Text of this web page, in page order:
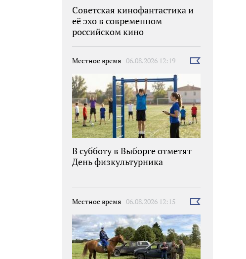
Советская кинофантастика и
её эхо в современном
российском кино
Местное время 06.08.2026 12:19
Выбрать
В субботу в Выборге отметят
День физкультурника
Местное время 06.08.2026 12:15
Выбрать